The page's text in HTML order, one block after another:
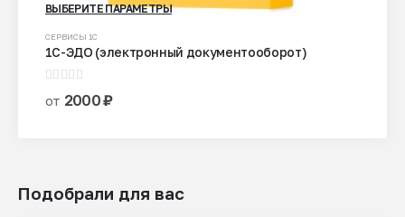
ВЫБЕРИТЕ ПАРАМЕТРЫ
Этот
товар
имеет
несколько
на
СЕРВИСЫ 1С
1С-ЭДО (электронный документооборот)
из 5
от 2000₽
Подобрали для вас